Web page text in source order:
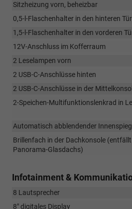
Sitzheizung vorn, beheizbar
0,5-l-Flaschenhalter in den hinteren
1,5-l-Flaschenhalter in den vorderen
12V-Anschluss im Kofferraum
2 Leselampen vorn
2 USB-C-Anschlüsse hinten
2 USB-C-Anschlüsse in der
2-Speichen-Multifunktionslenkrad in
Automatisch abblendender
Brillenfach in der Dachkonsole
Panorama-Glasdachs)
Infotainment &
8 Lautsprecher
8" digitales Display